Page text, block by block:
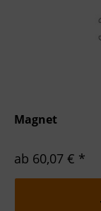
Magnet
ab 60,07 € *